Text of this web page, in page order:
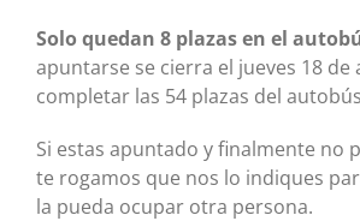
Solo quedan 8 plazas en el
apuntarse se cierra el jueves 18 de
completar las 54 plazas del
Si estas apuntado y finalmente no
te rogamos que nos lo indiques
la pueda ocupar otra persona.